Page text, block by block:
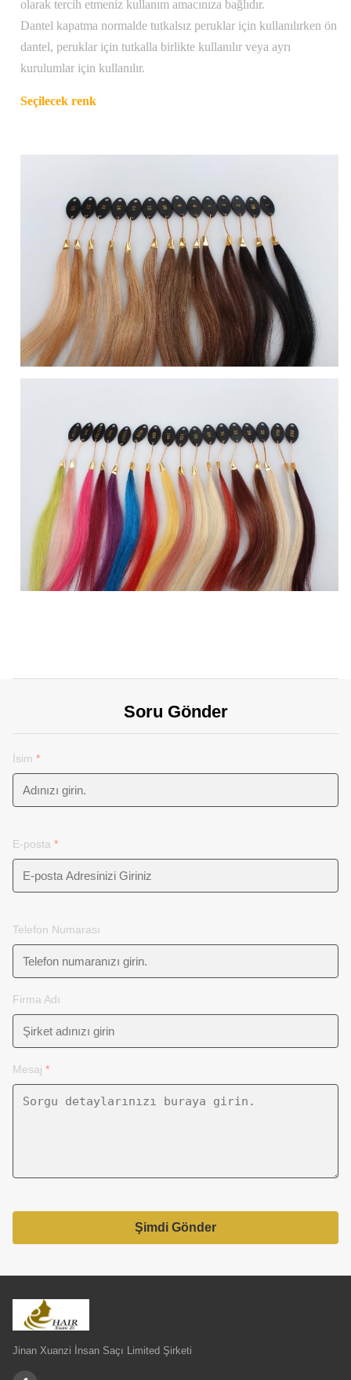
olarak tercih etmeniz kullanım amacınıza bağlıdır.
Dantel kapatma normalde tutkalsız peruklar için kullanılırken ön
dantel, peruklar için tutkalla birlikte kullanılır veya ayrı
kurulumlar için kullanılır.
Seçilecek renk
Soru Gönder
İsim *
E-posta *
Telefon Numarası
Firma Adı
Mesaj *
Şimdi Gönder
Jinan Xuanzi İnsan Saçı Limited Şirketi